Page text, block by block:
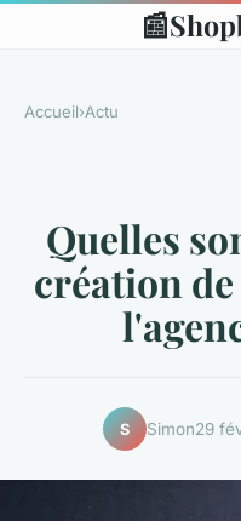
📰
Accueil›Actu
Quelles
création
S Simon29